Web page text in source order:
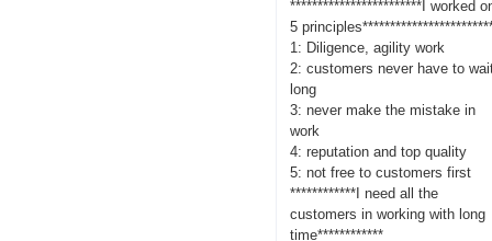
************************I worked
5
1: Diligence, agility work
2: customers never have to
long
3: never make the mistake in
work
4: reputation and top quality
5: not free to customers first
************I need all the
customers in working with long
time************